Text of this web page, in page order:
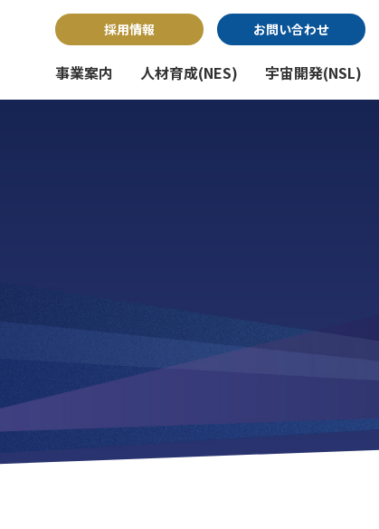
採用情報 お問い合わせ
事業案内 人材育成(NES) 宇宙開発(NSL)